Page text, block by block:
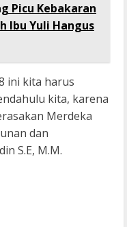
Picu Kebakaran
Ibu Yuli Hangus
ini kita harus
kita, karena
Merdeka
dan
S.E, M.M.